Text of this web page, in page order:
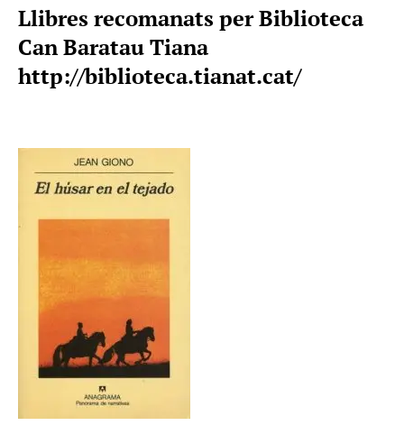
Llibres recomanats per Biblioteca
Can Baratau Tiana
http://biblioteca.tianat.cat/